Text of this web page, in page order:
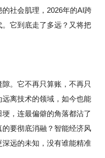
社会肌理，2026年的AI跨
它到底走了多远？又将把
。它不再只算账，不再只
离技术的领域，如今也能
，连最偏僻的角落都沾了
要彻底消融？智能经济风
远的未知，没有谁能精准